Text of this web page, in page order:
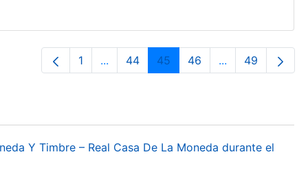
Página
1 ...Páginas intermedias Use TAB para
Página
44 Página
45 Página
46 ...PáginasPágina
49
Y Timbre – Real Casa De La Moneda durante el